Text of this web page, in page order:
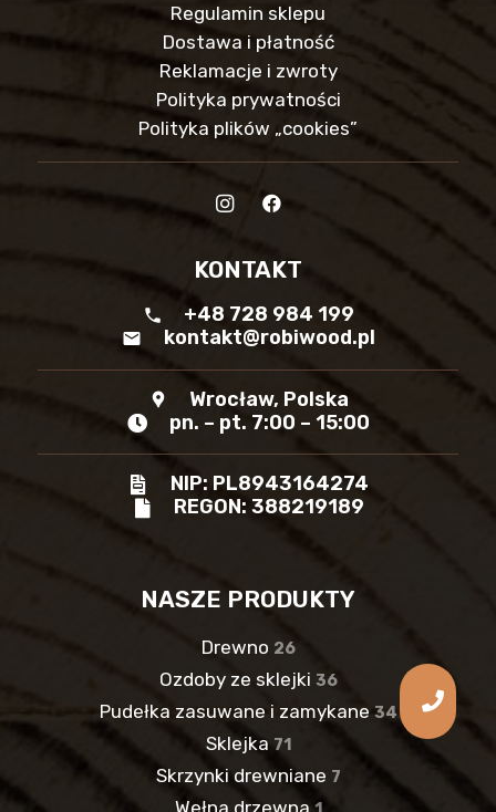
Regulamin sklepu
Dostawa i płatność
Reklamacje i zwroty
Polityka prywatności
Polityka plików „cookies”
KONTAKT
phone +48 728 984 199
mail kontakt@robiwood.pl
location_pin
Wrocław, Polska
pn. – pt. 7:00 – 15:00
NIP: PL8943164274
REGON: 388219189
NASZE PRODUKTY
Drewno 26
Ozdoby ze sklejki 36
Pudełka zasuwane i zamykane 34
Sklejka 71
Skrzynki drewniane 7